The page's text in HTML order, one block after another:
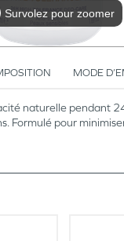
Survolez pour zoomer
MODE
naturelle pendant
Formulé pour